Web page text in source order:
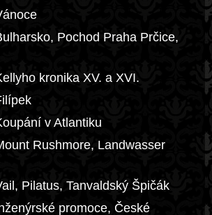
Pochod Praha Prčice,
kronika XV. a XVI.
v Atlantiku
Rushmore, Landwasser
Pilatus, Tanvaldský Špičák
promoce, České